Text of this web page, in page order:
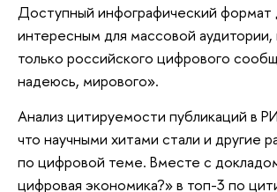
Доступный инфографический формат
интересным для массовой
только российского цифрового
надеюсь, мирового».
Анализ цитируемости публикаций в
что научными хитами стали и другие
по цифровой теме. Вместе с
цифровая экономика?» в топ-3 по